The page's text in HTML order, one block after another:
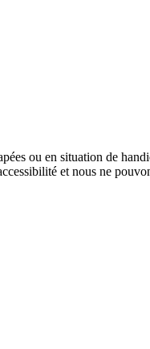
ou en situation de
et nous ne